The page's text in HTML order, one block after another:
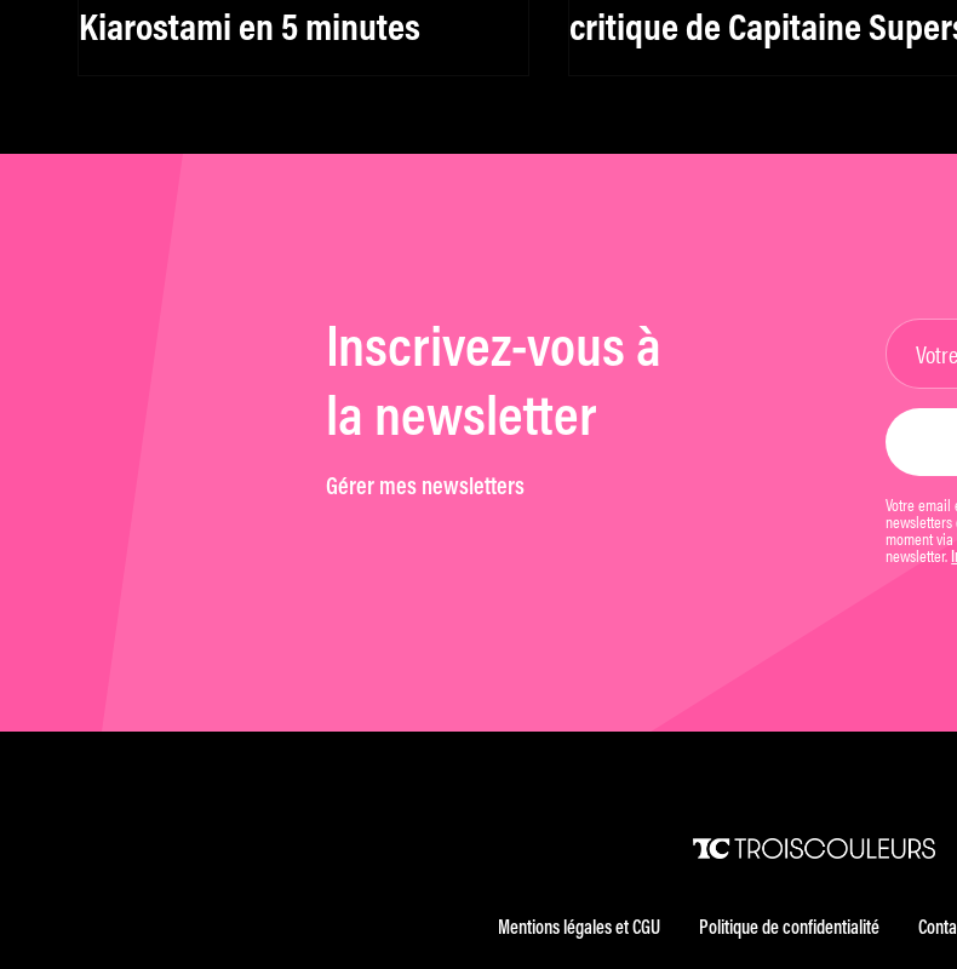
Kiarostami en 5 minutes
critique de Capitaine
Inscrivez-vous à
la newsletter
Gérer mes newsletters
Votre
newsletters
moment
newsletter.
Mentions légales et CGU Politique de confidentialité